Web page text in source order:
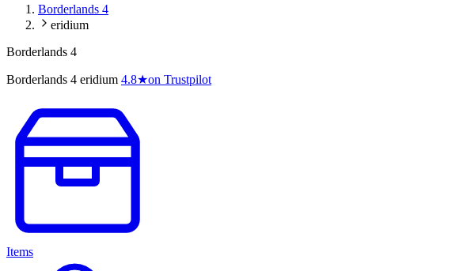
Borderlands 4
eridium
Borderlands 4
Borderlands 4 eridium 4.8★on Trustpilot
Items